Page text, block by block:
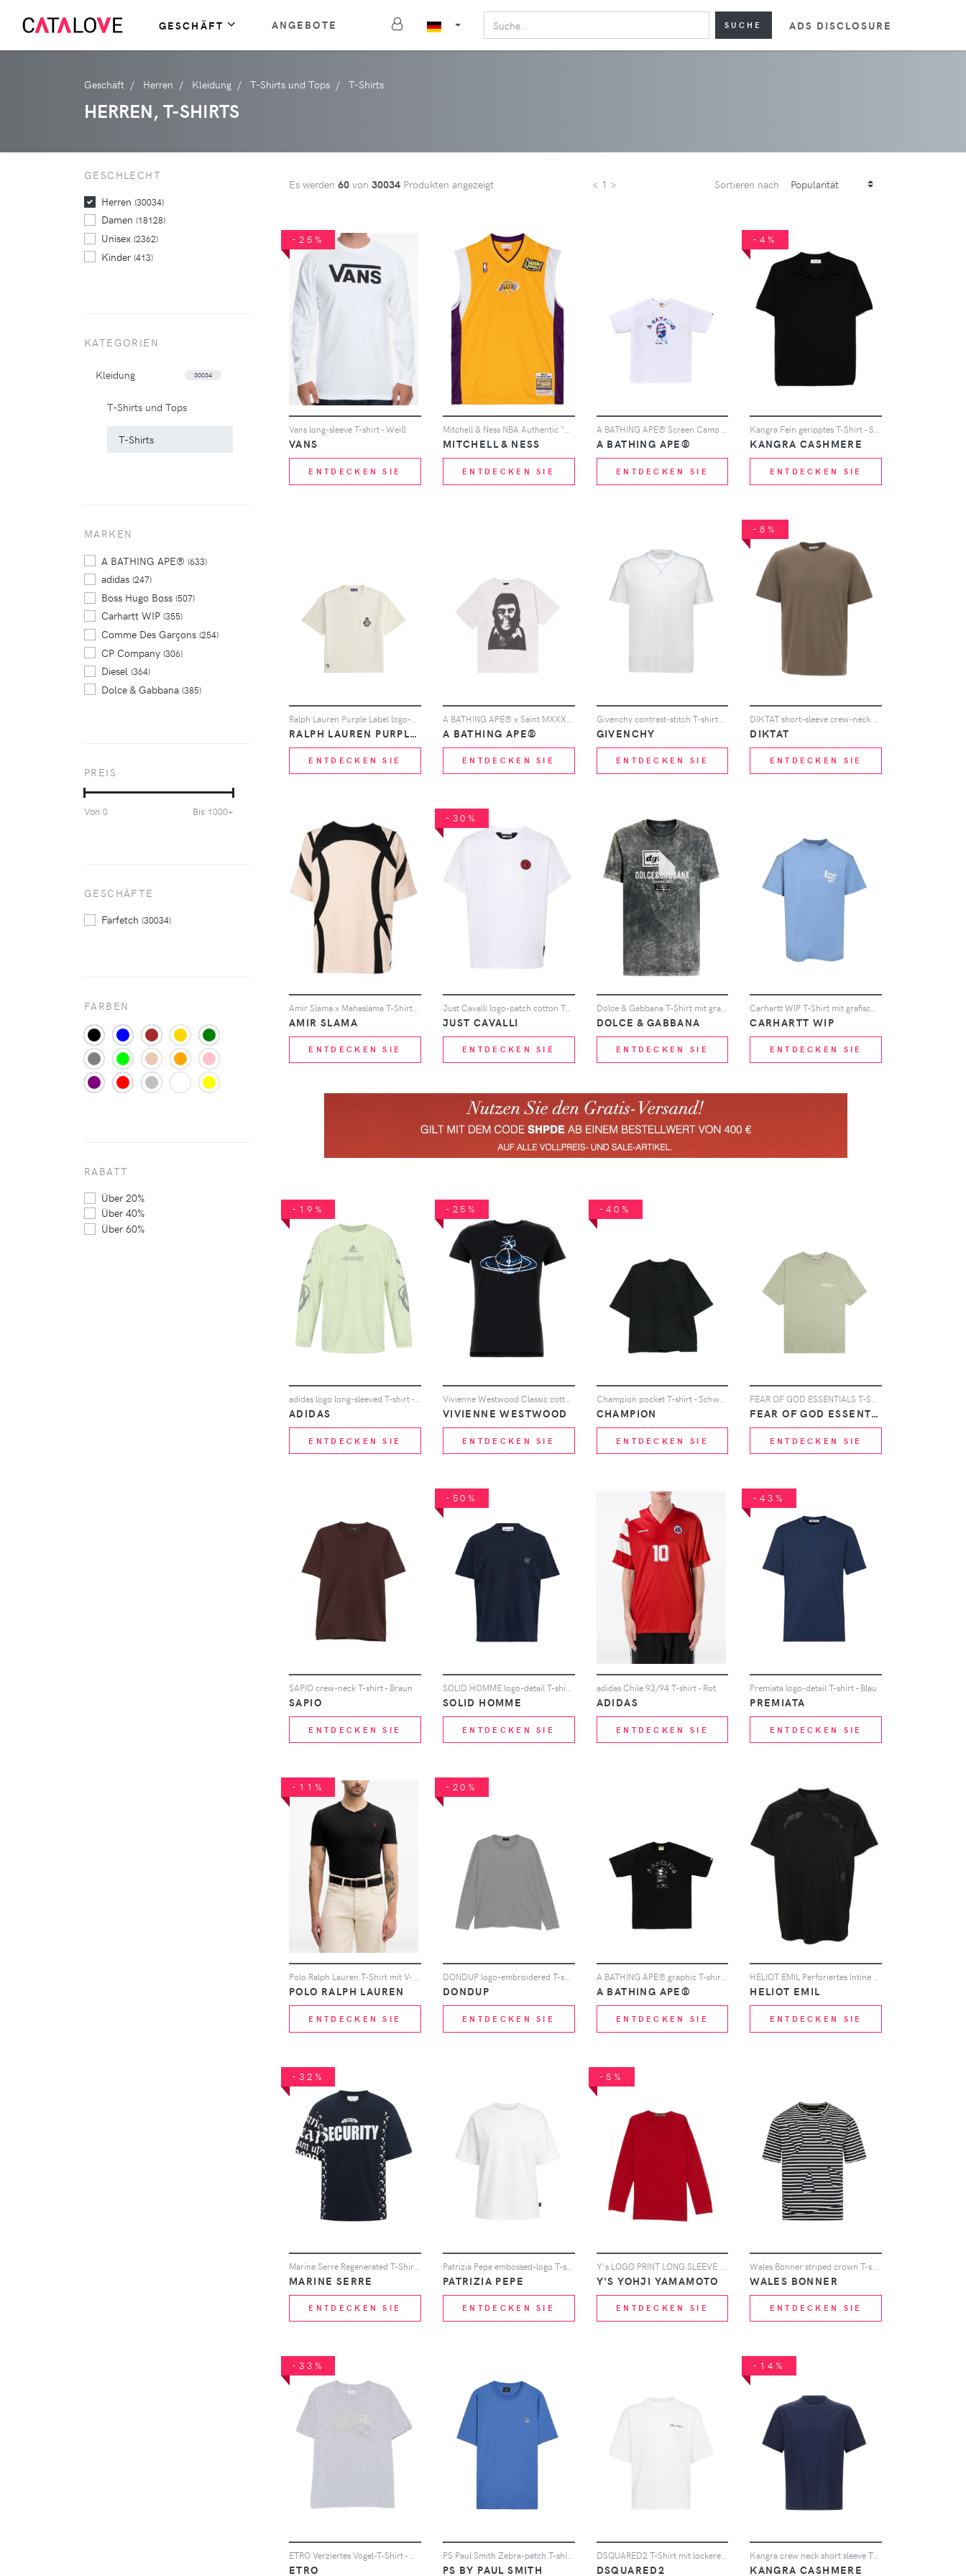
GESCHÄFT ANGEBOTE SUCHE ADS DISCLOSURE
Geschäft Herren Kleidung T-Shirts und Tops T-Shirts
HERREN, T-SHIRTS
Es werden 60 von 30034 Produkten angezeigt < 1 > Sortieren nach
-25%
Vans long-sleeve T-shirt - Weiß
VANS
ENTDECKEN SIE
Mitchell & Ness NBA Authentic "Lakers 2001" Trikot - Gelb
MITCHELL & NESS
ENTDECKEN SIE
A BATHING APE® Screen Camo College T-shirt - Weiß
A BATHING APE®
ENTDECKEN SIE
-4%
Kangra Fein geripptes T-Shirt - Schwarz
KANGRA CASHMERE
ENTDECKEN SIE
RALPH LAUREN PURPLE LABEL
ENTDECKEN SIE
A BATHING APE®
ENTDECKEN SIE
GIVENCHY
ENTDECKEN SIE
-8%
DIKTAT
ENTDECKEN SIE
AMIR SLAMA
ENTDECKEN SIE
-30%
Just Cavalli logo-patch cotton T-shirt - Weiß
JUST CAVALLI
ENTDECKEN SIE
Dolce & Gabbana T-Shirt mit grafischem Print - Grau
DOLCE & GABBANA
ENTDECKEN SIE
CARHARTT WIP
ENTDECKEN SIE
-19%
ADIDAS
ENTDECKEN SIE
-25%
Vivienne Westwood Classic cotton T-shirt - Schwarz
VIVIENNE WESTWOOD
ENTDECKEN SIE
-40%
Champion pocket T-shirt - Schwarz
CHAMPION
ENTDECKEN SIE
FEAR OF GOD ESSENTIALS
ENTDECKEN SIE
SAPIO crew-neck T-shirt - Braun
SAPIO
ENTDECKEN SIE
-50%
SOLID HOMME
ENTDECKEN SIE
adidas Chile 93/94 T-shirt - Rot
ADIDAS
ENTDECKEN SIE
-43%
Premiata logo-detail T-shirt - Blau
PREMIATA
ENTDECKEN SIE
-11%
Polo Ralph Lauren T-Shirt mit V-Ausschnitt - Schwarz
POLO RALPH LAUREN
ENTDECKEN SIE
-20%
DONDUP logo-embroidered T-shirt - Grau
DONDUP
ENTDECKEN SIE
A BATHING APE® graphic T-shirt - Schwarz
A BATHING APE®
ENTDECKEN SIE
HELIOT EMIL Perforiertes Intine T-Shirt - Schwarz
HELIOT EMIL
ENTDECKEN SIE
-32%
MARINE SERRE
ENTDECKEN SIE
Patrizia Pepe embossed-logo T-shirt - Weiß
PATRIZIA PEPE
ENTDECKEN SIE
-5%
Y'S YOHJI YAMAMOTO
ENTDECKEN SIE
WALES BONNER
ENTDECKEN SIE
-33%
ETRO PS BY PAUL SMITH
DSQUARED2 T-Shirt mit lockerem Schnitt - Weiß
DSQUARED2
-14%
Kangra crew neck short sleeve T-shirt - Blau
KANGRA CASHMERE
GESCHLECHT
Herren (30034)
Damen (18128)
Unisex (2362)
Kinder(413)
KATEGORIEN
Kleidung 30034
T-Shirts und Tops
T-Shirts
MARKEN
A BATHING APE® (633)
adidas (247)
Boss Hugo Boss (507)
Carhartt WIP (355)
Comme Des Garçons (254)
CP Company (306)
Diesel (364)
Dolce & Gabbana (385)
Mitchell & Ness
Palm Angels
Polo Ralph Lauren
PREIS
Von 0 Bis 1000+
GESCHÄFTE
Farfetch (30034)
FARBEN
RABATT
Über 20%
Über 40%
Über 60%